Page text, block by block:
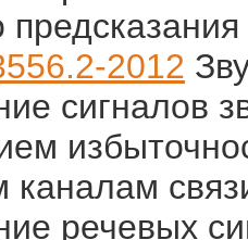
2012
сигналов
речевых